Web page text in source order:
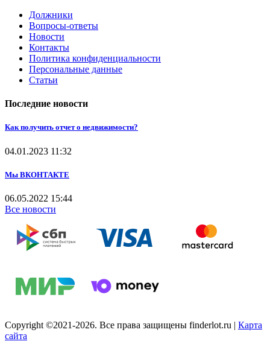
Должники
Вопросы-ответы
Новости
Контакты
Политика конфиденциальности
Персональные данные
Статьи
Последние новости
Как получить отчет о недвижимости?
04.01.2023 11:32
Мы ВКОНТАКТЕ
06.05.2022 15:44
Все новости
Copyright ©2021-2026. Все права защищены finderlot.ru | Карта
сайта